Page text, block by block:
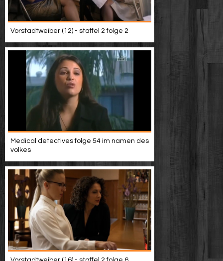
Vorstadtweiber (12) - staffel 2 folge 2
Medical detectives folge 54 im namen des
volkes